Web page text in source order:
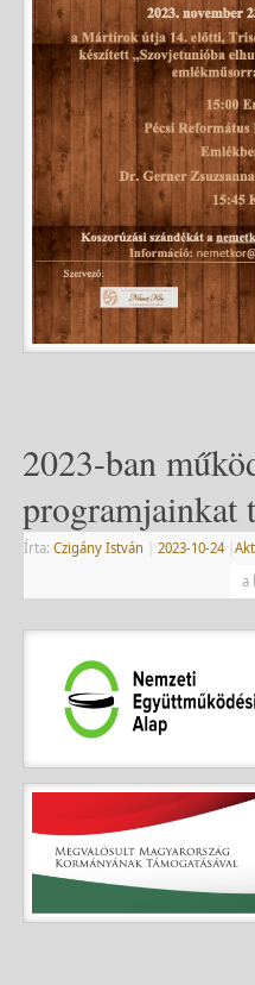
2023-ban
programjainkat
Írta: Czigány István 2023-10-24
a